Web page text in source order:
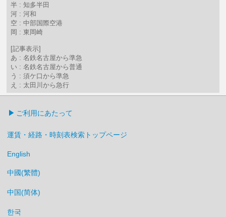
半 : 知多半田
河 : 河和
空 : 中部国際空港
岡 : 東岡崎
[記事表示]
あ : 名鉄名古屋から準急
い : 名鉄名古屋から普通
う : 須ケ口から準急
え : 太田川から急行
ご利用にあたって
運賃・経路・時刻表検索トップページ
English
中國(繁體)
中国(简体)
한국